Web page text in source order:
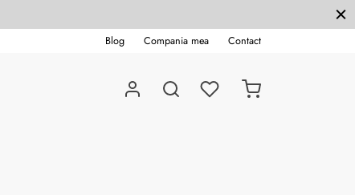
Blog Compania mea Contact